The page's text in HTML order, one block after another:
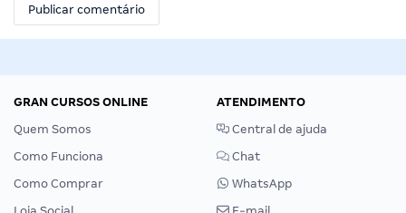
GRAN CURSOS ONLINE
Quem Somos
Como Funciona
Como Comprar
ATENDIMENTO
Central de ajuda
Chat
WhatsApp